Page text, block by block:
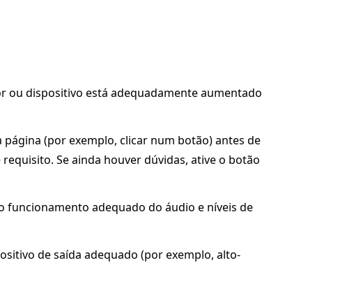
ou dispositivo está adequadamente aumentado
(por exemplo, clicar num botão) antes de
Se ainda houver dúvidas, ative o botão
funcionamento adequado do áudio e níveis de
de saída adequado (por exemplo, alto-